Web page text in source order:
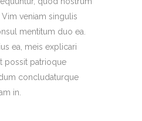
veniam singulis
mentitum duo ea.
ea, meis explicari
possit patrioque
concludaturque
in.